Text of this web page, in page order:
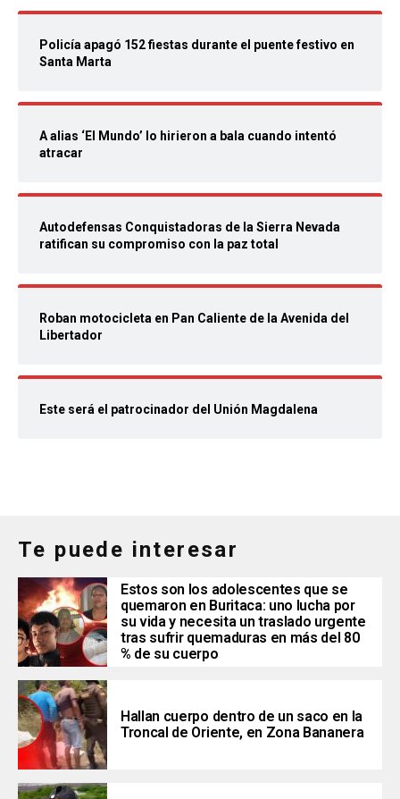
Policía apagó 152 fiestas durante el puente festivo en
Santa Marta
A alias ‘El Mundo’ lo hirieron a bala cuando intentó
atracar
Autodefensas Conquistadoras de la Sierra Nevada
ratifican su compromiso con la paz total
Roban motocicleta en Pan Caliente de la Avenida del
Libertador
Este será el patrocinador del Unión Magdalena
Te puede interesar
Estos son los adolescentes que se
quemaron en Buritaca: uno lucha por
su vida y necesita un traslado urgente
tras sufrir quemaduras en más del 80
% de su cuerpo
Hallan cuerpo dentro de un saco en la
Troncal de Oriente, en Zona Bananera